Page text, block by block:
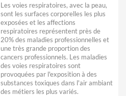
Les voies respiratoires, avec la peau,
sont les surfaces corporelles les plus
exposées et les affections
respiratoires représentent près de
20% des maladies professionnelles et
une très grande proportion des
cancers professionnels. Les maladies
des voies respiratoires sont
provoquées par l'exposition à des
substances toxiques dans l'air ambiant
des métiers les plus variés.